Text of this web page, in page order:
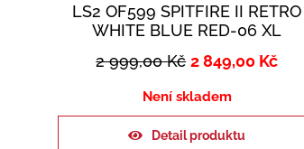
LS2 OF599 SPITFIRE II RETRO
WHITE BLUE RED-06 XL
2 999,00Kč 2 849,00 Kč
Není skladem
Detail produktu